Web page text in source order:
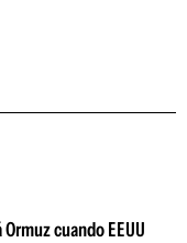
cuando EEUU